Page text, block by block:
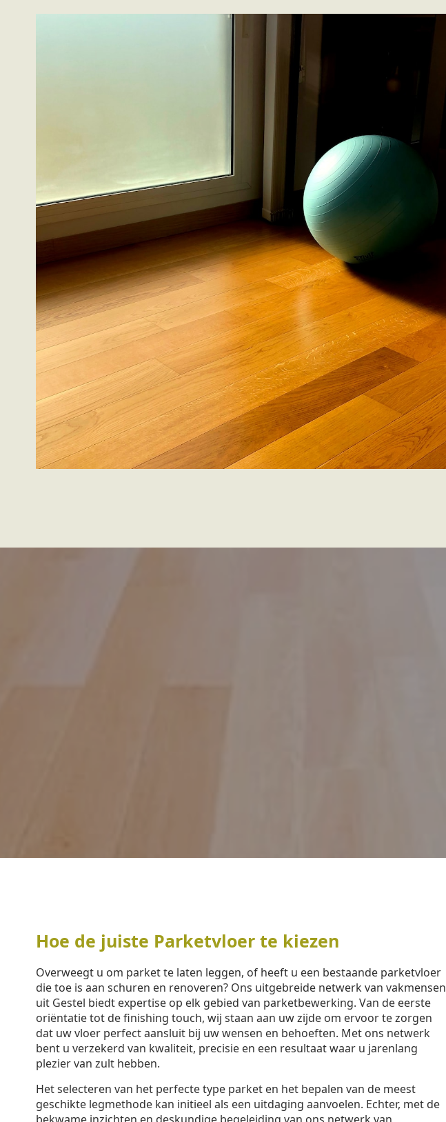
Hoe de juiste Parketvloer te kiezen
Overweegt u om parket te laten leggen, of heeft u een bestaande parketvloer
die toe is aan schuren en renoveren? Ons uitgebreide netwerk van vakmensen
uit Gestel biedt expertise op elk gebied van parketbewerking. Van de eerste
oriëntatie tot de finishing touch, wij staan aan uw zijde om ervoor te zorgen
dat uw vloer perfect aansluit bij uw wensen en behoeften. Met ons netwerk
bent u verzekerd van kwaliteit, precisie en een resultaat waar u jarenlang
plezier van zult hebben.
Het selecteren van het perfecte type parket en het bepalen van de meest
geschikte legmethode kan initieel als een uitdaging aanvoelen. Echter, met de